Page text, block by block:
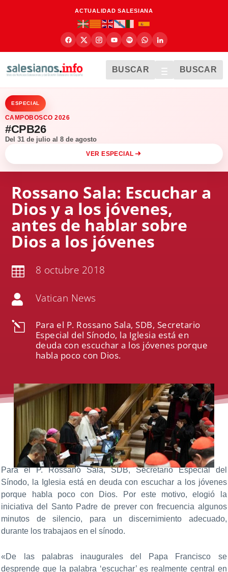
ACTUALIDAD SALESIANA
BUSCAR BUSCAR
ESPECIAL
CAMPOBOSCO 2026
#CPB26
Del 31 de julio al 8 de agosto
VER ESPECIAL
Rossano Sala: Escuchar a
Dios y a los jóvenes,
antes de hablar sobre
Dios a los jóvenes
 8 octubre 2018
 Vatican News
l
Para el P. Rossano Sala, SDB, Secretario
Especial del Sínodo, la Iglesia está en
deuda con escuchar a los jóvenes porque
habla poco con Dios.
Para el P. Rossano Sala, SDB, Secretario Especial del
Sínodo, la Iglesia está en deuda con escuchar a los jóvenes
porque habla poco con Dios. Por este motivo, elogió la
iniciativa del Santo Padre de prever con frecuencia algunos
minutos de silencio, para un discernimiento adecuado,
durante los trabajaos en el sínodo.
«De las palabras inaugurales del Papa Francisco se
desprende que la palabra ‘escuchar’ es realmente central en